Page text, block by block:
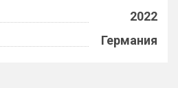
2022
Германия